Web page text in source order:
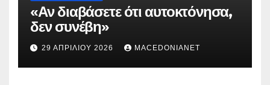
«Αν διαβάσετε ότι αυτοκτόνησα,
δεν συνέβη»
29 ΑΠΡΙΛΊΟΥ 2026 MACEDONIANET